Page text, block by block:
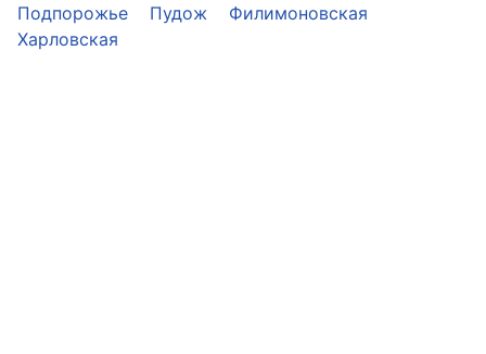
Подпорожье
Пудож
Филимоновская
Харловская